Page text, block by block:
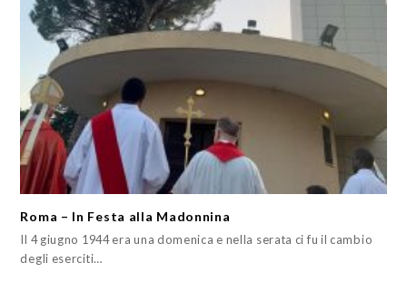
Roma – In Festa alla Madonnina
Il 4 giugno 1944 era una domenica e nella serata ci fu il cambio
degli eserciti…